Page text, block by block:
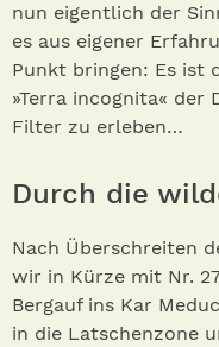
nun eigentlich der
es aus eigener
Punkt bringen: Es ist
»Terra incognita«
Filter zu erleben…
Durch die
Nach Überschreiten
wir in Kürze mit Nr.
Bergauf ins Kar
in die Latschenzone